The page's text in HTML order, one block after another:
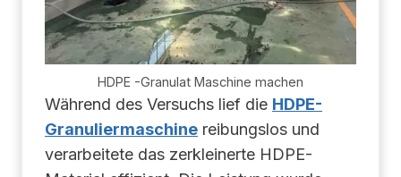
HDPE -Granulat Maschine machen
Während des Versuchs lief die HDPE-
Granuliermaschine reibungslos und
verarbeitete das zerkleinerte HDPE-